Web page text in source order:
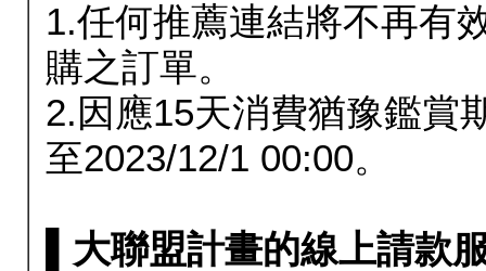
1.任何推薦連結將不再有
購之訂單。
2.因應15天消費猶豫鑑賞
至2023/12/1 00:00。
▌大聯盟計畫的線上請款